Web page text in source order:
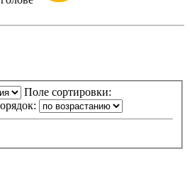
Поле сортировки: